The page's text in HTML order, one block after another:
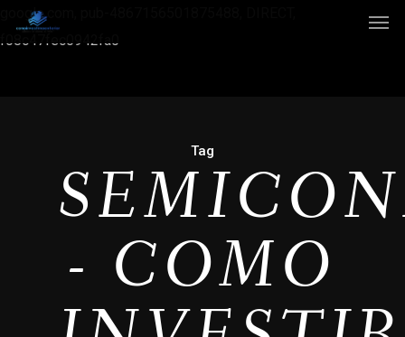
google.com, pub-4867156501875488, DIRECT,
f08c47fec0942fa0
Tag
- COMO